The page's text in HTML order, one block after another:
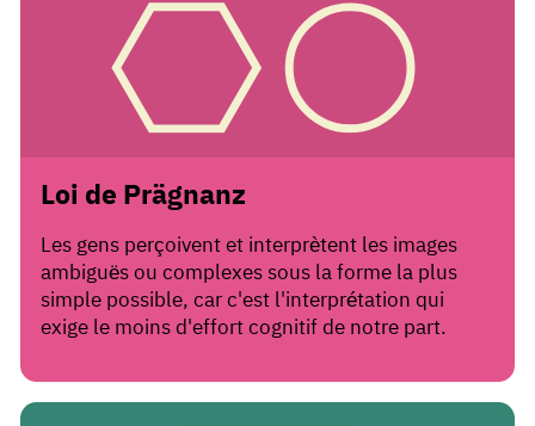
Loi de Prägnanz
Les gens perçoivent et interprètent les images
ambiguës ou complexes sous la forme la plus
simple possible, car c'est l'interprétation qui
exige le moins d'effort cognitif de notre part.